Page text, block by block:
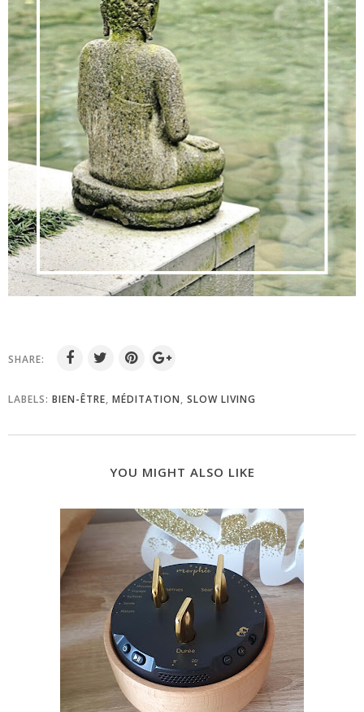
SHARE:
LABELS: BIEN-ÊTRE, MÉDITATION, SLOW LIVING
YOU MIGHT ALSO LIKE